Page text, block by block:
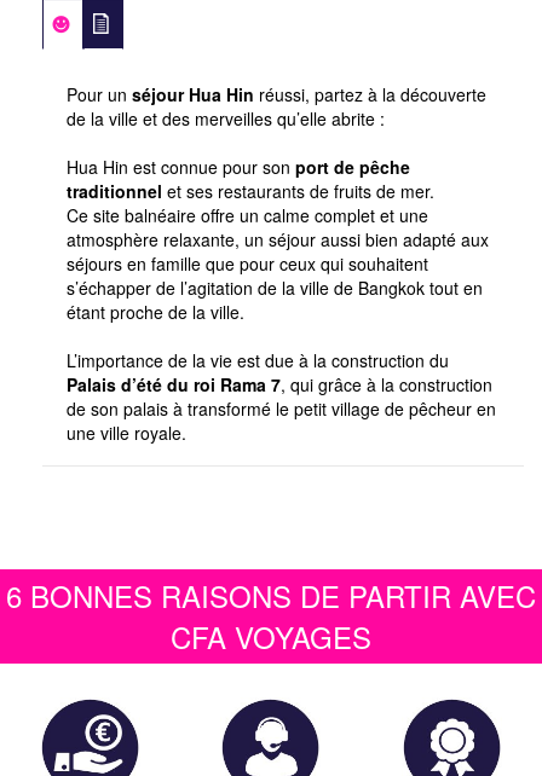
Pour un séjour Hua Hin réussi, partez à la découverte
de la ville et des merveilles qu’elle abrite :
Hua Hin est connue pour son port de pêche
traditionnel et ses restaurants de fruits de mer.
Ce site balnéaire offre un calme complet et une
atmosphère relaxante, un séjour aussi bien adapté aux
séjours en famille que pour ceux qui souhaitent
s’échapper de l’agitation de la ville de Bangkok tout en
étant proche de la ville.
L’importance de la vie est due à la construction du
Palais d’été du roi Rama 7, qui grâce à la construction
de son palais à transformé le petit village de pêcheur en
une ville royale.
6 BONNES RAISONS DE PARTIR AVEC
CFA VOYAGES